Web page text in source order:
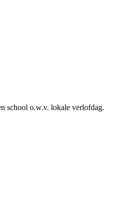
school o.w.v. lokale verlofdag.